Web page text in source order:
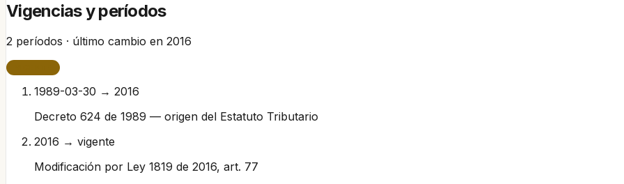
Vigencias y períodos
2 períodos · último cambio en 2016
1989-03-30 → 2016
Decreto 624 de 1989 — origen del Estatuto Tributario
2016 → vigente
Modificación por Ley 1819 de 2016, art. 77